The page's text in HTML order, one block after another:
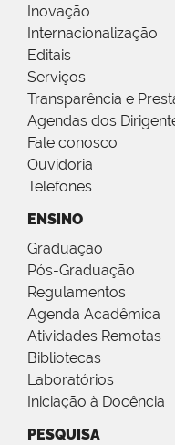
Inovação
Internacionalização
Editais
Serviços
Transparência e
Agendas dos
Fale conosco
Ouvidoria
Telefones
ENSINO
Graduação
Pós-Graduação
Regulamentos
Agenda Acadêmica
Atividades Remotas
Bibliotecas
Laboratórios
Iniciação à Docência
PESQUISA